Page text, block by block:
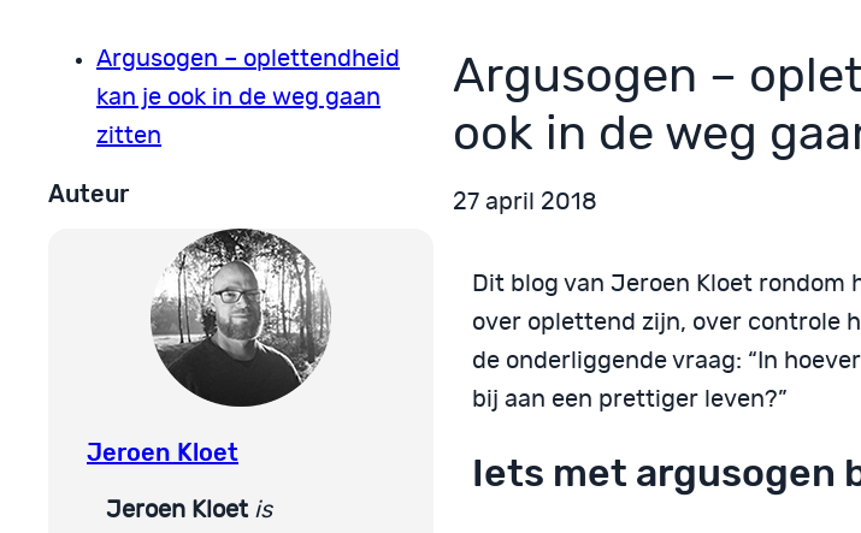
Argusogen – oplettendheid
kan je ook in de weg gaan
zitten
Auteur
Jeroen Kloet
Jeroen Kloet is
Argusogen –
ook in de weg
27 april 2018
Dit blog van Jeroen Kloet rondom
over oplettend zijn, over controle
de onderliggende vraag: “In
bij aan een prettiger leven?”
Iets met argusogen